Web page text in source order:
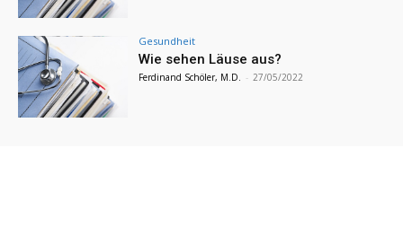
Gesundheit
Wie sehen Läuse aus?
Ferdinand Schöler, M.D. - 27/05/2022